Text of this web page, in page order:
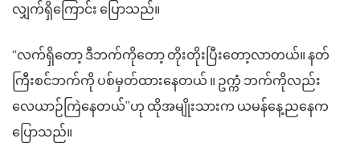
လျှက်ရှိကြောင်း ပြောသည်။
“လက်ရှိတော့ ဒီဘက်ကိုတော့ တိုးတိုးပြီးတော့လာတယ်။ နတ်
ကြီးစင်ဘက်ကို ပစ်မှတ်ထားနေတယ် ။ ဥက္ကံ ဘက်ကိုလည်း
လေယာဉ်ကြဲနေတယ်”ဟု ထိုအမျိုးသားက ယမန်နေ့ညနေက
ပြောသည်။